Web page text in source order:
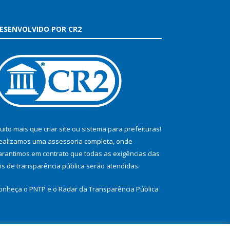
POR CR2
mais que criar site ou sistema para prefeituras!
uma assessoria completa, onde
em contrato que todas as exigências das
de transparência pública serão atendidas.
o PNTP e o Radar da Transparência Pública